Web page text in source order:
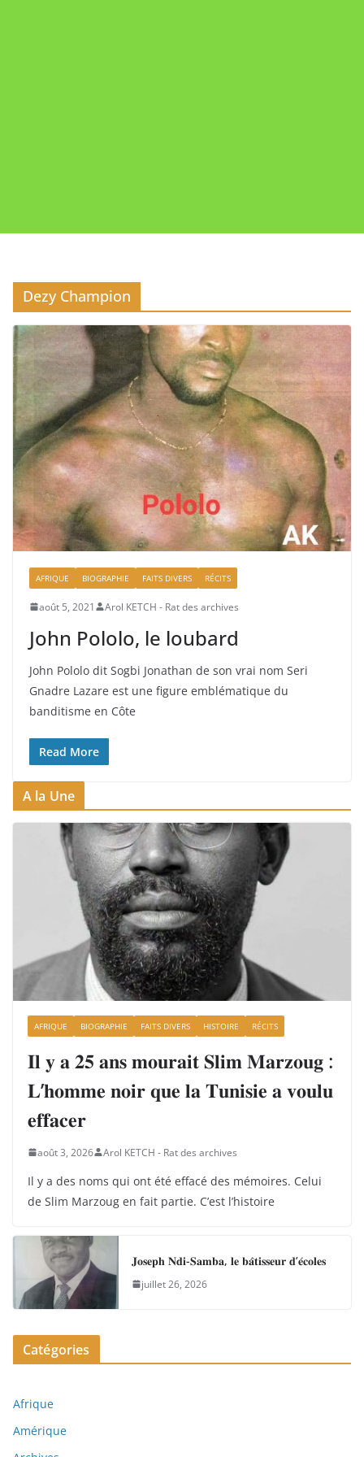
Dezy Champion
AFRIQUE BIOGRAPHIE FAITS DIVERS RÉCITS
août 5, 2021 Arol KETCH - Rat des archives
John Pololo, le loubard
John Pololo dit Sogbi Jonathan de son vrai nom Seri
Gnadre Lazare est une figure emblématique du
banditisme en Côte
Read More
A la Une
AFRIQUE BIOGRAPHIE FAITS DIVERS HISTOIRE RÉCITS
𝐈𝐥 𝐲 𝐚 𝟐𝟓 𝐚𝐧𝐬 𝐦𝐨𝐮𝐫𝐚𝐢𝐭 𝐒𝐥𝐢𝐦 𝐌𝐚𝐫𝐳𝐨𝐮𝐠 :
𝐋’𝐡𝐨𝐦𝐦𝐞 𝐧𝐨𝐢𝐫 𝐪𝐮𝐞 𝐥𝐚 𝐓𝐮𝐧𝐢𝐬𝐢𝐞 𝐚 𝐯𝐨𝐮𝐥𝐮
𝐞𝐟𝐟𝐚𝐜𝐞𝐫
août 3, 2026 Arol KETCH - Rat des archives
Il y a des noms qui ont été effacé des mémoires. Celui
de Slim Marzoug en fait partie. C’est l’histoire
𝐉𝐨𝐬𝐞𝐩𝐡 𝐍𝐝𝐢-𝐒𝐚𝐦𝐛𝐚, 𝐥𝐞 𝐛𝐚̂𝐭𝐢𝐬𝐬𝐞𝐮𝐫 𝐝’𝐞́𝐜𝐨𝐥𝐞𝐬
juillet 26, 2026
Catégories
Afrique
Amérique